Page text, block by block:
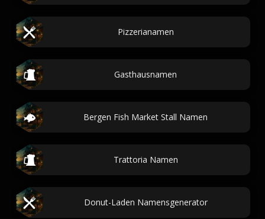
Pizzerianamen
Gasthausnamen
Bergen Fish Market Stall Namen
Trattoria Namen
Donut-Laden Namensgenerator